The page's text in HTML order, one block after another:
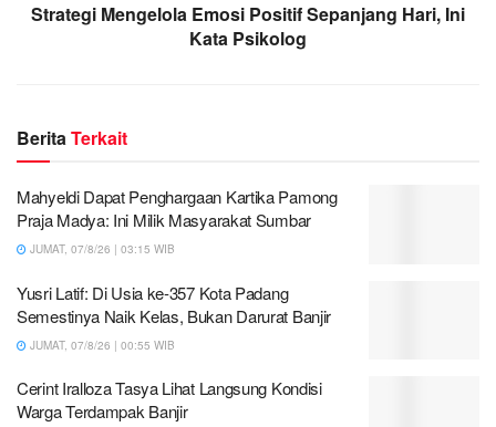
Strategi Mengelola Emosi Positif Sepanjang Hari, Ini
Kata Psikolog
BeritaTerkait
Mahyeldi Dapat Penghargaan Kartika Pamong
Praja Madya: Ini Milik Masyarakat Sumbar
JUMAT, 07/8/26 | 03:15 WIB
Yusri Latif: Di Usia ke-357 Kota Padang
Semestinya Naik Kelas, Bukan Darurat Banjir
JUMAT, 07/8/26 | 00:55 WIB
Cerint Iralloza Tasya Lihat Langsung Kondisi
Warga Terdampak Banjir